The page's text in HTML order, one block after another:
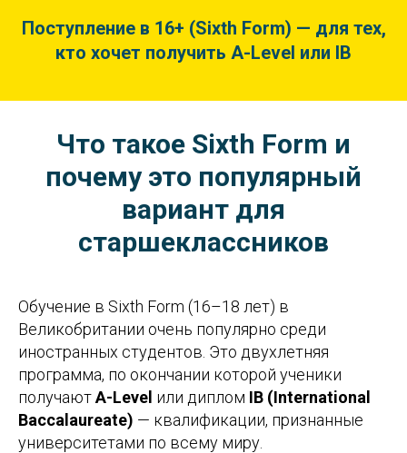
Поступление в 16+ (Sixth Form) — для тех,
кто хочет получить A-Level или IB
Что такое Sixth Form и
почему это популярный
вариант для
старшеклассников
Обучение в Sixth Form (16–18 лет) в
Великобритании очень популярно среди
иностранных студентов. Это двухлетняя
программа, по окончании которой ученики
получаютA-Level или диплом IB (International
Baccalaureate) — квалификации, признанные
университетами по всему миру.